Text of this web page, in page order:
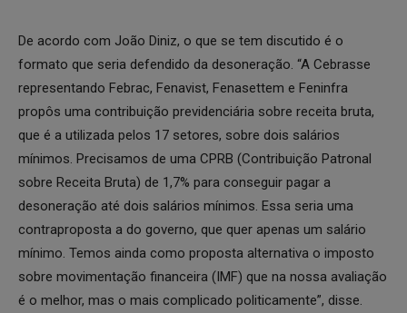
De acordo com João Diniz, o que se tem discutido é o
formato que seria defendido da desoneração. “A Cebrasse
representando Febrac, Fenavist, Fenasettem e Feninfra
propôs uma contribuição previdenciária sobre receita bruta,
que é a utilizada pelos 17 setores, sobre dois salários
mínimos. Precisamos de uma CPRB (Contribuição Patronal
sobre Receita Bruta) de 1,7% para conseguir pagar a
desoneração até dois salários mínimos. Essa seria uma
contraproposta a do governo, que quer apenas um salário
mínimo. Temos ainda como proposta alternativa o imposto
sobre movimentação financeira (IMF) que na nossa avaliação
é o melhor, mas o mais complicado politicamente”, disse.